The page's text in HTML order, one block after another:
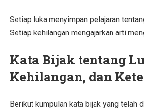
Setiap luka menyimpan pelajaran
Setiap kehilangan mengajarkan arti
Kata Bijak tentang
Kehilangan, dan
Berikut kumpulan kata bijak yang telah